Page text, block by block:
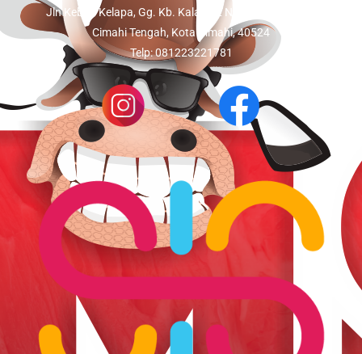
Jln Kebon Kelapa, Gg. Kb. Kalapa 2 No.5, Setiamanah,
Cimahi Tengah, Kota Cimahi, 40524
Telp: 081223221781